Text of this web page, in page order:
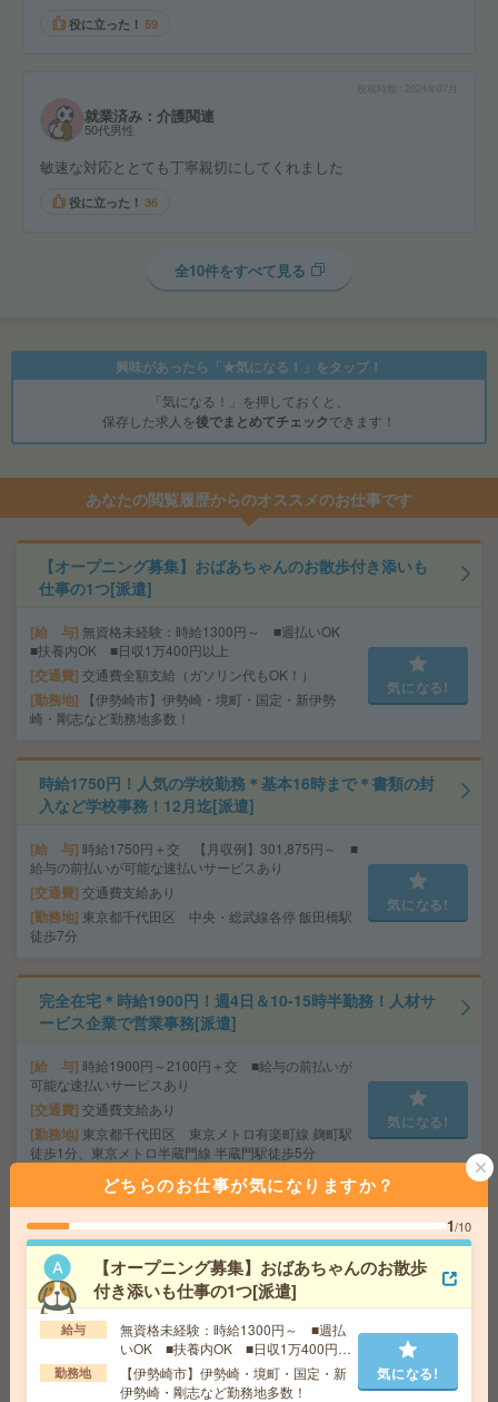
役に立った！ 59
2024年07月
就業済み：介護関連
50代男性
敏速な対応ととても丁寧親切にしてくれました
役に立った！ 36
全10件をすべて見る
興味があったら「★気になる！」をタップ！
「気になる！」を押しておくと、
保存した求人を後でまとめてチェックできます！
あなたの閲覧履歴からのオススメのお仕事です
【オープニング募集】おばあちゃんのお散歩付き添いも
仕事の1つ[派遣]
給 与 無資格未経験：時給1300円～ ■週払いOK
■扶養内OK ■日収1万400円以上
交通費 交通費全額支給（ガソリン代もOK！）
勤務地
【伊勢崎市】伊勢崎・境町・国定・新伊勢
崎・剛志など勤務地多数！
気になる!
時給1750円！人気の学校勤務＊基本16時まで＊書類の封
入など学校事務！12月迄[派遣]
給 与 時給1750円＋交 【月収例】301,875円～ ■
給与の前払いが可能な速払いサービスあり
交通費 交通費支給あり
勤務地 東京都千代田区 中央・総武線各停 飯田橋駅
徒歩7分
気になる!
完全在宅＊時給1900円！週4日＆10-15時半勤務！人材サ
ービス企業で営業事務[派遣]
給 与 時給1900円～2100円＋交 ■給与の前払いが
可能な速払いサービスあり
交通費 交通費支給あり
勤務地 東京都千代田区 東京メトロ有楽町線 麹町駅
徒歩1分、東京メトロ半蔵門線 半蔵門駅徒歩5分
気になる!
小規模施設でおばあちゃんのお話相手など＊未経験OK[派
遣]
給 与
無資格の方：時給1500円～1875円 / 介護福祉
士：時給1800円～2250円 / 初任者以上：時給1600円
～2000円
交通費 全額支給
勤務地 【水戸市】水戸・赤塚・内原・東水戸・常澄
など勤務地多数！
気になる!
どちらのお仕事が気になりますか？
1/10
【オープニング募集】おばあちゃんのお散歩
付き添いも仕事の1つ[派遣]
給与
無資格未経験：時給1300円～ ■週払
いOK ■扶養内OK ■日収1万400円以
上
勤務地
【伊勢崎市】伊勢崎・境町・国定・新
伊勢崎・剛志など勤務地多数！
気になる!